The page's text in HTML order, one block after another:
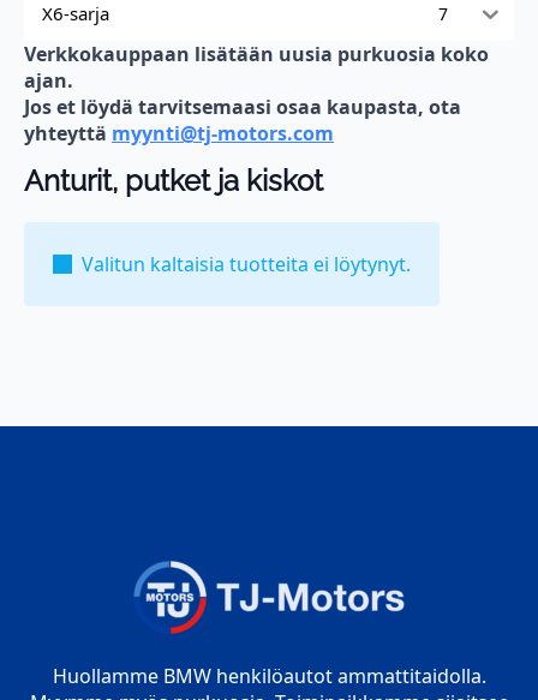
X6-sarja 7
Verkkokauppaan lisätään uusia purkuosia koko
ajan.
Jos et löydä tarvitsemaasi osaa kaupasta, ota
yhteyttä myynti@tj-motors.com
Anturit, putket ja kiskot
Valitun kaltaisia tuotteita ei löytynyt.
Huollamme BMW henkilöautot ammattitaidolla.